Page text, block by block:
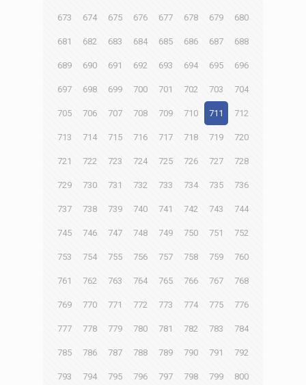
673 674 675 676 677 678 679 680
681 682 683 684 685 686 687 688
689 690 691 692 693 694 695 696
697 698 699 700 701 702 703 704
705 706 707 708 709 710 711 712
713 714 715 716 717 718 719 720
721 722 723 724 725 726 727 728
729 730 731 732 733 734 735 736
737 738 739 740 741 742 743 744
745 746 747 748 749 750 751 752
753 754 755 756 757 758 759 760
761 762 763 764 765 766 767 768
769 770 771 772 773 774 775 776
777 778 779 780 781 782 783 784
785 786 787 788 789 790 791 792
793 794 795 796 797 798 799 800